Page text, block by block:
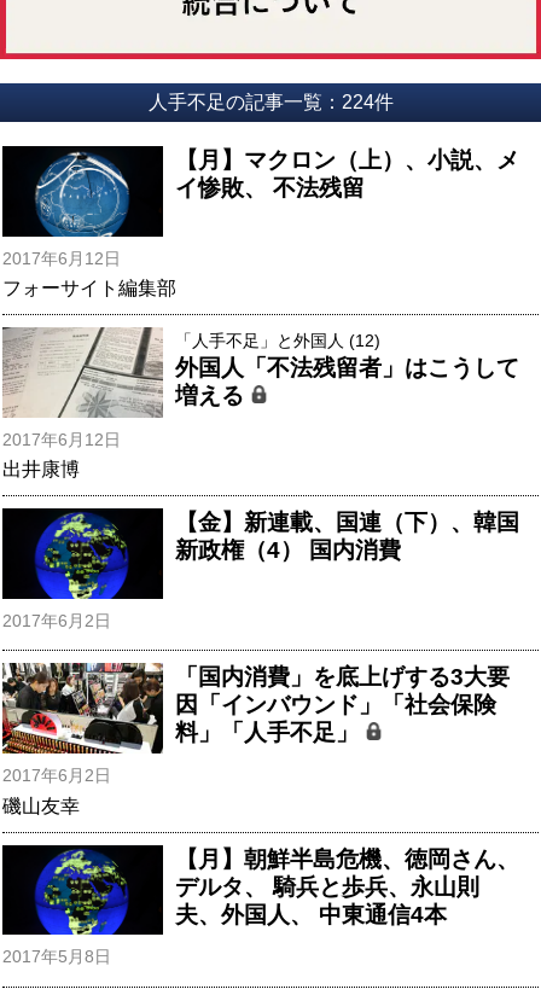
人手不足の記事一覧：224件
【月】マクロン（上）、小説、メ
イ惨敗、 不法残留
2017年6月12日
フォーサイト編集部
「人手不足」と外国人 (12)
外国人「不法残留者」はこうして
増える
2017年6月12日
出井康博
【金】新連載、国連（下）、韓国
新政権（4） 国内消費
2017年6月2日
「国内消費」を底上げする3大要
因「インバウンド」「社会保険
料」「人手不足」
2017年6月2日
磯山友幸
【月】朝鮮半島危機、徳岡さん、
デルタ、 騎兵と歩兵、永山則
夫、外国人、 中東通信4本
2017年5月8日